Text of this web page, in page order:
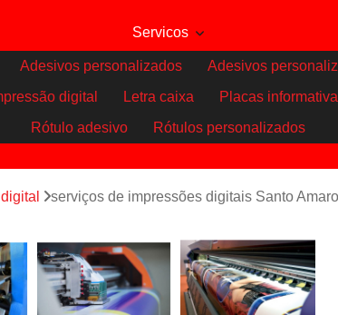
Servicos
Adesivos personalizados
Adesivos
digital Letra caixa Placas
Rótulo adesivo
Rótulos personalizados
serviços de impressões digitais Santo Amaro